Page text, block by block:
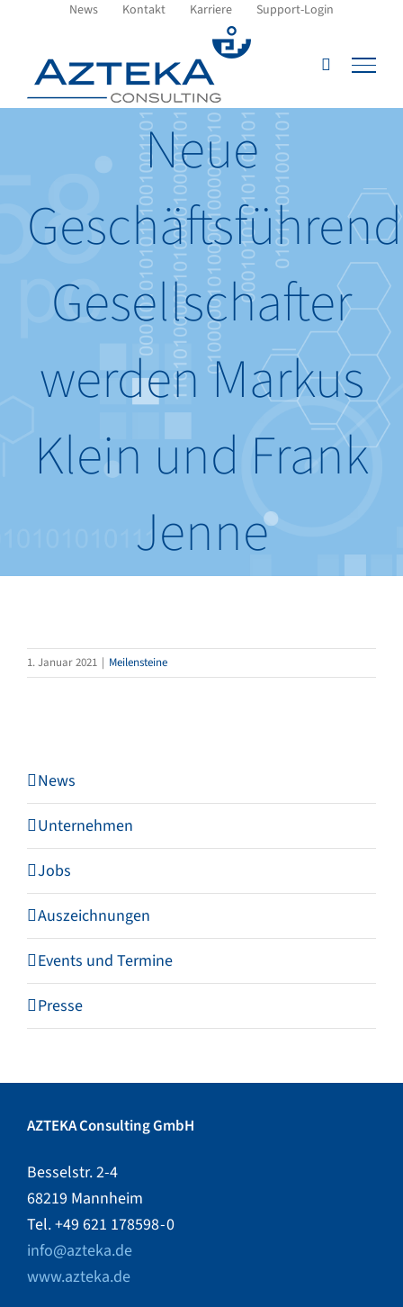
springen
News Kontakt Karriere Support-Login
Neue
Gesellschafter
werden Markus
Klein und Frank
Jenne
1. Januar 2021 | Meilensteine
News
Unternehmen
Jobs
Auszeichnungen
Events und Termine
Presse
AZTEKA Consulting GmbH
Besselstr. 2-4
68219 Mannheim
Tel. +49 621 178598 - 0
info@azteka.de
www.azteka.de